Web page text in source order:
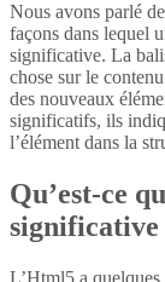
Nous avons parlé
façons dans lequel
significative. La
chose sur le
des nouveaux
significatifs, ils
l’élément dans la
Qu’est-ce
L’Html5 a